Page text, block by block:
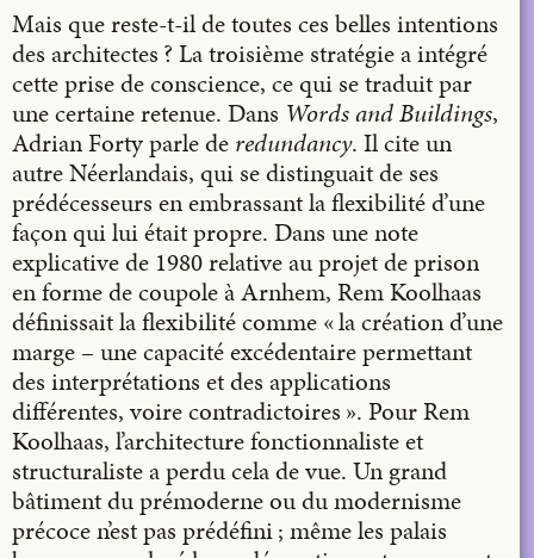
Mais que reste-t-il de toutes ces belles intentions
des architectes ? La troisième stratégie a intégré
cette prise de conscience, ce qui se traduit par
une certaine retenue. Dans Words and Buildings,
Adrian Forty parle de redundancy. Il cite un
autre Néerlandais, qui se distinguait de ses
prédécesseurs en embrassant la flexibilité d’une
façon qui lui était propre. Dans une note
explicative de 1980 relative au projet de prison
en forme de coupole à Arnhem, Rem Koolhaas
définissait la flexibilité comme « la création d’une
marge – une capacité excédentaire permettant
des interprétations et des applications
différentes, voire contradictoires ». Pour Rem
Koolhaas, l’architecture fonctionnaliste et
structuraliste a perdu cela de vue. Un grand
bâtiment du prémoderne ou du modernisme
précoce n’est pas prédéfini ; même les palais